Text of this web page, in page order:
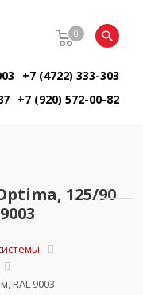
0
+7 (4722) 333-303
+7 (920) 572-00-82
125/90
RAL 9003